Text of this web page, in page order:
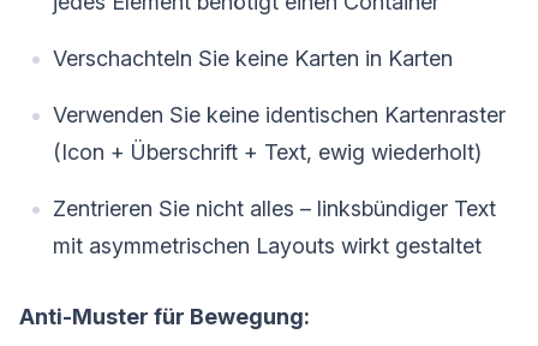
Verschachteln Sie keine Karten in Karten
Verwenden Sie keine identischen Kartenraster
(Icon + Überschrift + Text, ewig wiederholt)
Zentrieren Sie nicht alles – linksbündiger Text
mit asymmetrischen Layouts wirkt gestaltet
Anti-Muster für Bewegung: